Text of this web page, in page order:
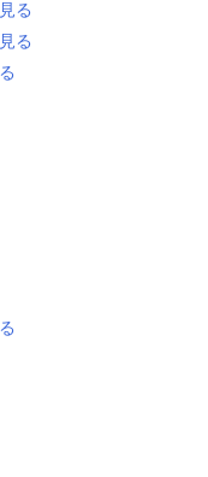
る
る